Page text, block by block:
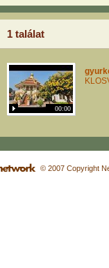
1 találat
00:00
© 2007 Copyright